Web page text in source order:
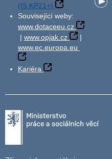
(IS KP21+)
Související weby:
www.dotaceeu.cz
| www.opjak.cz
|
www.ec.europa.eu
Kariéra